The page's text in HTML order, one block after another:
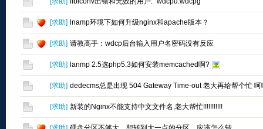
[求助] lnamp环境下如何升级nginx和apache版本？
[求助] 请教高手：wdcp后台输入用户名密码没有反应
[求助] lanmp 2.5选php5.3如何安装memcached啊?
[求助] dedecms总是出现 504 Gateway Time-out 老大再给帮个忙 呵
[求助] 新装的Nginx不能支持中文文件名,老大帮忙!!!!!!!!!!!